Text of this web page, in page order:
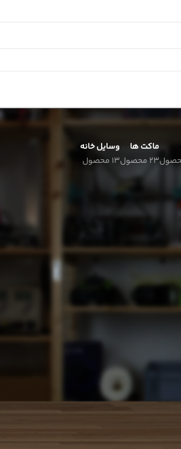
ماکت ها
23 محصول
وسایل خانه
13 محصول